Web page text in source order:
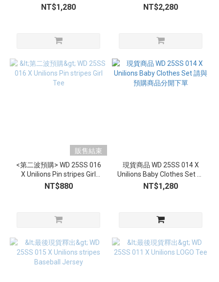
Tee
NT$1,280
Sport Jacket
NT$2,280
販售結束
<第二波預購> WD 25SS 016
X Unilions Pin stripes Girl
Tee
NT$880
現貨商品 WD 25SS 014 X
Unilions Baby Clothes Set 請
與預購商品分開下單
NT$1,280